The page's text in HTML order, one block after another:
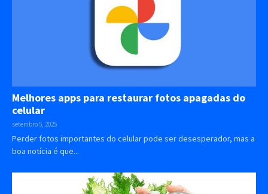
Melhores apps para restaurar fotos apagadas do
celular
setembro 5, 2025
Perder fotos importantes do celular pode ser desesperador, mas a
boa notícia é que...